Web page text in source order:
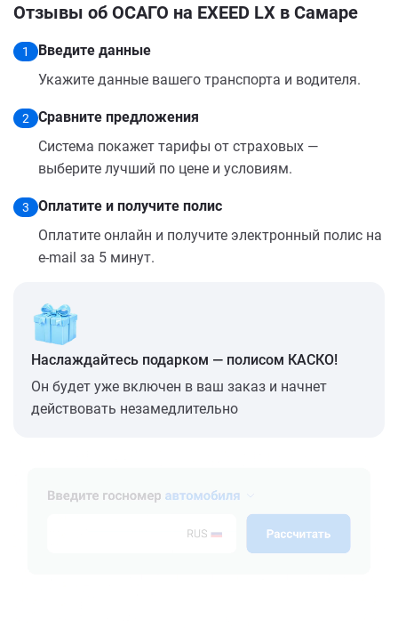
Отзывы об ОСАГО на EXEED LX в Самаре
1
Введите данные
Укажите данные вашего транспорта и водителя.
2
Сравните предложения
Система покажет тарифы от страховых —
выберите лучший по цене и условиям.
3
Оплатите и получите полис
Оплатите онлайн и получите электронный полис на
e-mail за 5 минут.
Наслаждайтесь подарком — полисом КАСКО!
Он будет уже включен в ваш заказ и начнет
действовать незамедлительно